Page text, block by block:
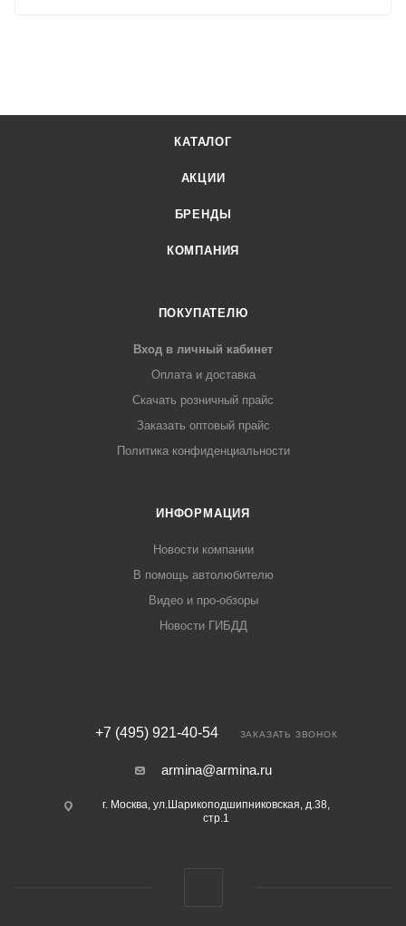
КАТАЛОГ
АКЦИИ
БРЕНДЫ
КОМПАНИЯ
ПОКУПАТЕЛЮ
Вход в личный кабинет
Оплата и доставка
Скачать розничный прайс
Заказать оптовый прайс
Политика конфиденциальности
ИНФОРМАЦИЯ
Новости компании
В помощь автолюбителю
Видео и про-обзоры
Новости ГИБДД
+7 (495) 921-40-54 ЗАКАЗАТЬ ЗВОНОК
armina@armina.ru
г. Москва, ул.Шарикоподшипниковская, д.38,
стр.1